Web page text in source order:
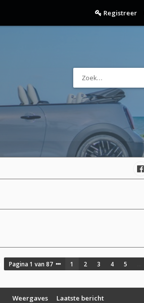
Registreer
Pagina1 van87 1 2 3 4 5
Weergaves Laatste bericht